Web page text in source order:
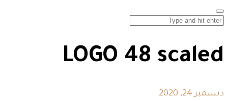
LOGO 48 scaled
ديسمبر 24, 2020